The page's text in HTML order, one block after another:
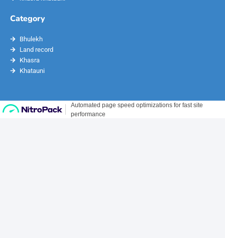
Category
Bhulekh
Land record
Khasra
Khatauni